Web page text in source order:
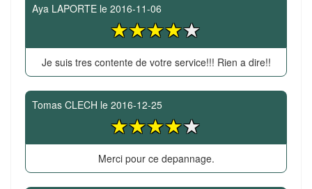
Aya LAPORTE le 2016-11-06
Je suis tres contente de votre service!!! Rien a dire!!
Tomas CLECH le 2016-12-25
Merci pour ce depannage.